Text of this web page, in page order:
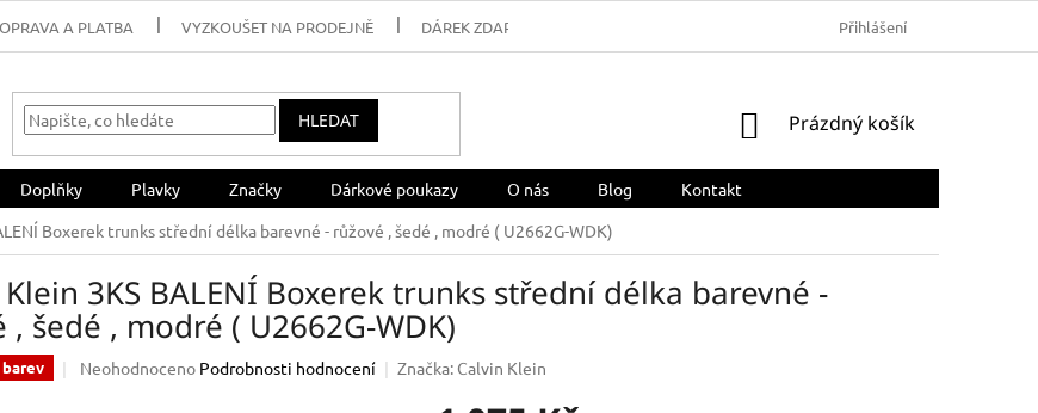
A PLATBA VYZKOUŠET NA PRODEJNĚ DÁREK ZDARMA REKLAMACE A VRÁCENÍ ZBOŽÍ
Přihlášení
HLEDAT
NÁKUPNÍ
Prázdný košík
Doplňky Plavky Značky Dárkové poukazy O nás Blog
Kontakt
Boxerek trunks střední délka barevné - růžové , šedé , modré ( U2662G-WDK)
3KS BALENÍ Boxerek trunks střední délka barevné -
, šedé , modré ( U2662G-WDK)
Průměrné
Neohodnoceno Podrobnosti hodnocení Značka: Calvin Klein